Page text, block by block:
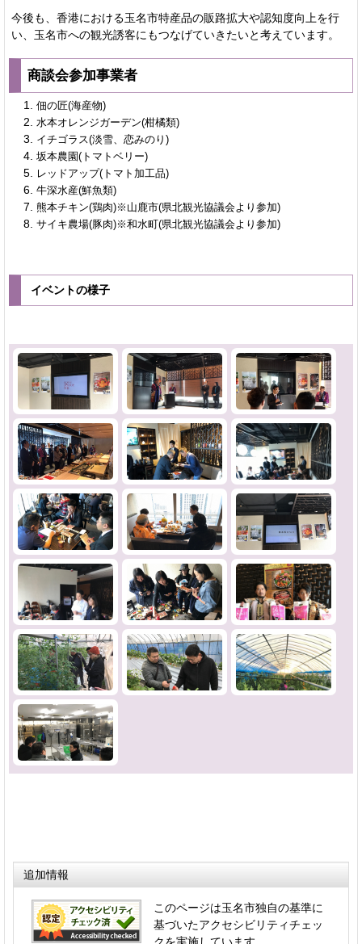
今後も、香港における玉名市特産品の販路拡大や認知度向上を行
い、玉名市への観光誘客にもつなげていきたいと考えています。
商談会参加事業者
佃の匠(海産物)
水本オレンジガーデン(柑橘類)
イチゴラス(淡雪、恋みのり)
坂本農園(トマトベリー)
レッドアップ(トマト加工品)
牛深水産(鮮魚類)
熊本チキン(鶏肉)※山鹿市(県北観光協議会より参加)
サイキ農場(豚肉)※和水町(県北観光協議会より参加)
イベントの様子
追加情報
このページは玉名市独自の基準に
基づいたアクセシビリティチェッ